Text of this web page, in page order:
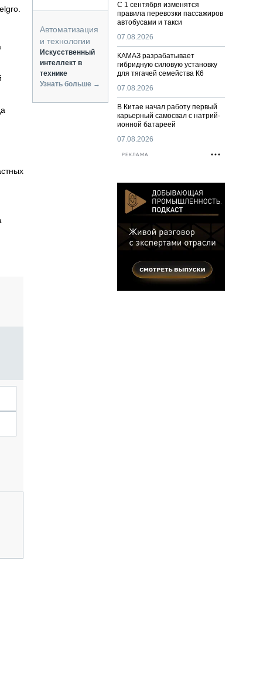
И ТЕХНОЛОГИИ
И СЕРВИС
Автоматизация
и технологии
Искусственный
интеллект в
технике
Узнать больше →
С 1 сентября изменятся
правила перевозки пассажиров
автобусами и такси
07.08.2026
КАМАЗ разрабатывает
гибридную силовую установку
для тягачей семейства К6
07.08.2026
В Китае начал работу первый
карьерный самосвал с натрий-
ионной батареей
07.08.2026
РЕКЛАМА